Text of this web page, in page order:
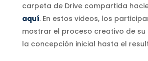
carpeta de Drive compartida
aquí. En estos videos, los
mostrar el proceso creativo de su
la concepción inicial hasta el